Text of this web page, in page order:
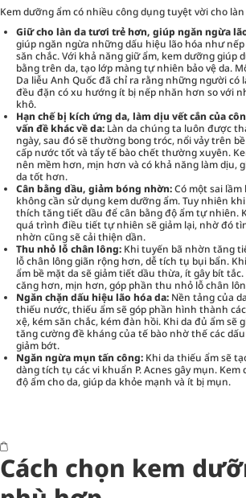
Kem dưỡng ẩm có nhiều công dụng tuyệt vời cho
Giữ cho làn da tươi trẻ hơn, giúp ngăn ngừa
giúp ngăn ngừa những dấu hiệu lão hóa như
săn chắc. Với khả năng giữ ẩm, kem dưỡng giúp
bằng trên da, tạo lớp màng tự nhiên bảo vệ da.
Da liễu Anh Quốc đã chỉ ra rằng những người có
đều đặn có xu hướng ít bị nếp nhăn hơn so với
khô.
Hạn chế bị kích ứng da, làm dịu vết cắn của
vấn đề khác về da: Làn da chúng ta luôn được
ngày, sau đó sẽ thường bong tróc, nổi vảy trên
cấp nước tốt và tẩy tế bào chết thường xuyên.
nên mềm hơn, mịn hơn và có khả năng làm dịu,
da tốt hơn.
Cân bằng dầu, giảm bóng nhờn:Có một sai
không cần sử dụng kem dưỡng ẩm. Tuy nhiên
thích tăng tiết dầu để cân bằng độ ẩm tự nhiên.
quá trình điều tiết tự nhiên sẽ giảm lại, nhờ đó
nhờn cũng sẽ cải thiện dần.
Thu nhỏ lỗ chân lông: Khi tuyến bã nhờn tăng
lỗ chân lông giãn rộng hơn, dễ tích tụ bụi bẩn.
ẩm bề mặt da sẽ giảm tiết dầu thừa, ít gây bít
căng hơn, mịn hơn, góp phần thu nhỏ lỗ chân
Ngăn chặn dấu hiệu lão hóa da: Nền tảng của
thiếu nước, thiếu ẩm sẽ góp phần hình thành
xệ, kém săn chắc, kém đàn hồi. Khi da đủ ẩm sẽ
tăng cường đề kháng của tế bào nhờ thế các
giảm bớt.
Ngăn ngừa mụn tấn công: Khi da thiếu ẩm sẽ
dàng tích tụ các vi khuẩn P. Acnes gây mụn.
độ ẩm cho da, giúp da khỏe mạnh và ít bị mụn.
Cách chọn kem